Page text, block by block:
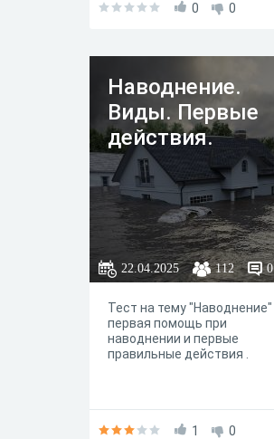
она замерзает и
становится паром.
0 0
Наводнение.
Виды. Первые
действия.
22.04.2025 112 0
Тест на тему "Наводнение"
первая помощь при
наводнении и первые
правильные действия .
1 0